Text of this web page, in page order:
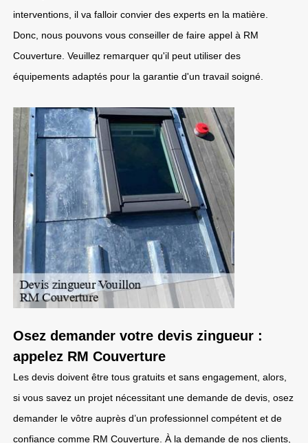
interventions, il va falloir convier des experts en la matière.
Donc, nous pouvons vous conseiller de faire appel à RM
Couverture. Veuillez remarquer qu'il peut utiliser des
équipements adaptés pour la garantie d'un travail soigné.
Osez demander votre devis zingueur :
appelez RM Couverture
Les devis doivent être tous gratuits et sans engagement, alors,
si vous savez un projet nécessitant une demande de devis, osez
demander le vôtre auprès d’un professionnel compétent et de
confiance comme RM Couverture. À la demande de nos clients,